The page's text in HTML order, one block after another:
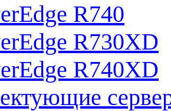
R740
R730XD
R740XD